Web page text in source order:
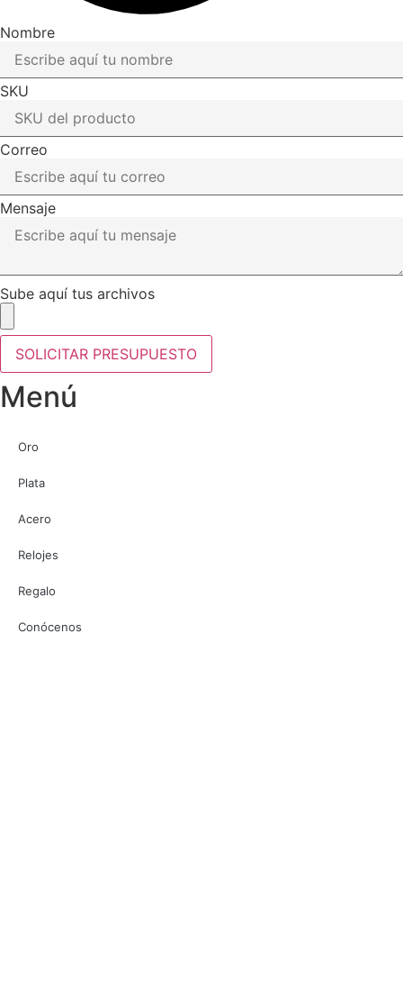
Nombre
SKU
Correo
Mensaje
Sube aquí tus archivos
SOLICITAR PRESUPUESTO
Menú
Oro
Plata
Acero
Relojes
Regalo
Conócenos